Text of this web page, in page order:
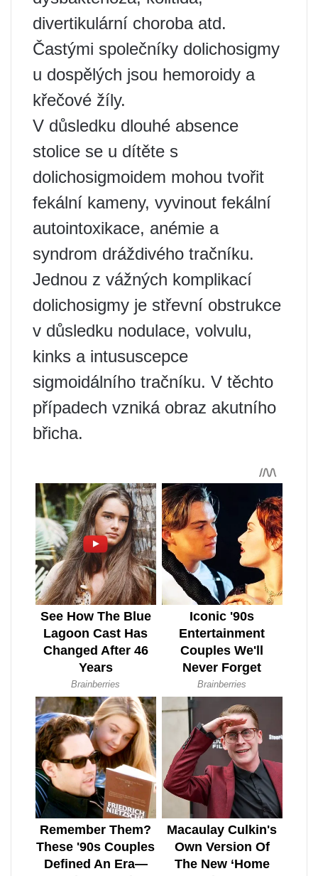
divertikulární choroba atd.
Častými společníky dolichosigmy
u dospělých jsou hemoroidy a
křečové žíly.
V důsledku dlouhé absence
stolice se u dítěte s
dolichosigmoidem mohou tvořit
fekální kameny, vyvinout fekální
autointoxikace, anémie a
syndrom dráždivého tračníku.
Jednou z vážných komplikací
dolichosigmy je střevní obstrukce
v důsledku nodulace, volvulu,
kinks a intususcepce
sigmoidálního tračníku. V těchto
případech vzniká obraz akutního
břicha.